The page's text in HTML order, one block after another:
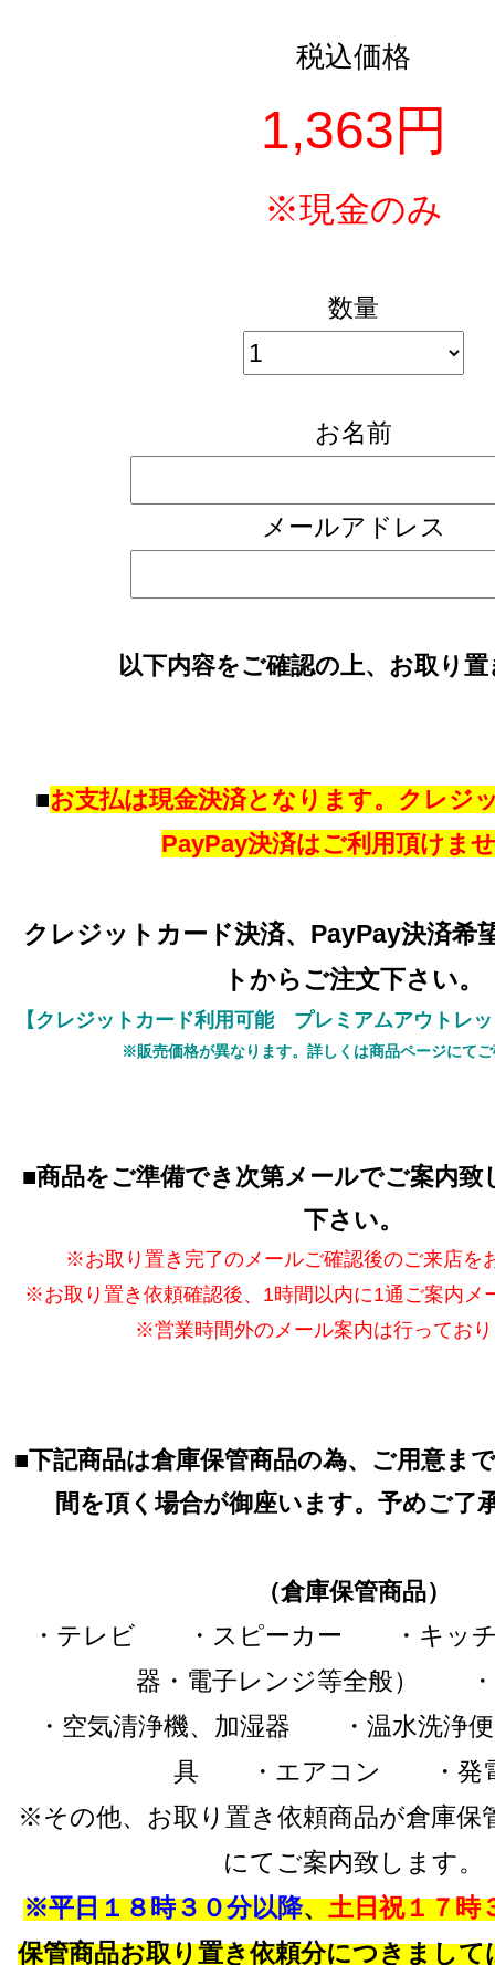
税込価格
1,363円
※現金のみ
数量
お名前
メールアドレス
以下内容をご確認の上、お取り
■お支払は現金決済となります。クレジ
PayPay決済はご利用頂けま
クレジットカード決済、PayPay決済希
トからご注文下さい。
【クレジットカード利用可能 プレミアムアウトレ
※販売価格が異なります。詳しくは商品ページにて
■商品をご準備でき次第メールでご案内致
下さい。
※お取り置き完了のメールご確認後のご来店を
※お取り置き依頼確認後、1時間以内に1通ご案内メ
※営業時間外のメール案内は行ってお
■下記商品は倉庫保管商品の為、ご用意ま
間を頂く場合が御座います。予めご了
（倉庫保管商品）
・テレビ ・スピーカー ・キッチ
器・電子レンジ等全般） ・
・空気清浄機、加湿器 ・温水洗
具 ・エアコン ・発
※その他、お取り置き依頼商品が倉庫保
にてご案内致します。
※平日１８時３０分以降、土日祝１７時
保管商品お取り置き依頼分につきまして